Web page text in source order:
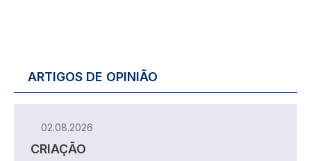
ARTIGOS DE OPINIÃO
02.08.2026
CRIAÇÃO